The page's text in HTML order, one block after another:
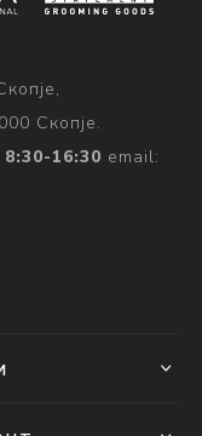
Скопје.
16:30 email: